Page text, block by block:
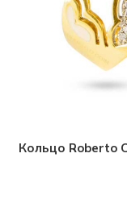
Кольцо Roberto